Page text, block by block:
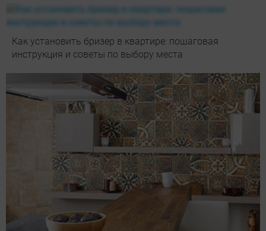
Как установить бризер в квартире: пошаговая
инструкция и советы по выбору места